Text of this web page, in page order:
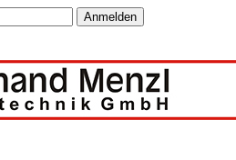
Anmelden